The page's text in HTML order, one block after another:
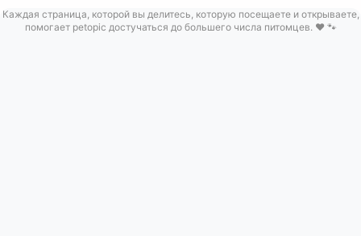
Каждая страница, которой вы делитесь, которую посещаете и открываете,
помогает petopic достучаться до большего числа питомцев. ❤️ 🐾